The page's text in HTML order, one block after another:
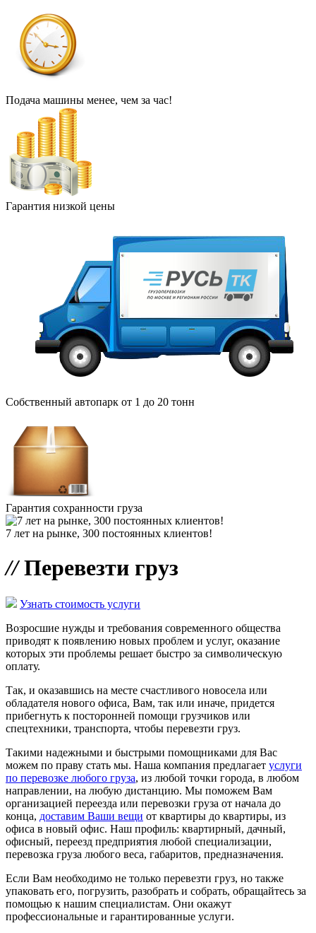
Подача машины менее, чем за час!
Гарантия низкой цены
Собственный автопарк от 1 до 20 тонн
Гарантия сохранности груза
7 лет на рынке, 300 постоянных клиентов!
//Перевезти груз
Узнать стоимость услуги
Возросшие нужды и требования современного общества
приводят к появлению новых проблем и услуг, оказание
которых эти проблемы решает быстро за символическую
оплату.
Так, и оказавшись на месте счастливого новосела или
обладателя нового офиса, Вам, так или иначе, придется
прибегнуть к посторонней помощи грузчиков или
спецтехники, транспорта, чтобы перевезти груз.
Такими надежными и быстрыми помощниками для Вас
можем по праву стать мы. Наша компания предлагает услуги
по перевозке любого груза, из любой точки города, в любом
направлении, на любую дистанцию. Мы поможем Вам
организацией переезда или перевозки груза от начала до
конца, доставим Ваши вещи от квартиры до квартиры, из
офиса в новый офис. Наш профиль: квартирный, дачный,
офисный, переезд предприятия любой специализации,
перевозка груза любого веса, габаритов, предназначения.
Если Вам необходимо не только перевезти груз, но также
упаковать его, погрузить, разобрать и собрать, обращайтесь за
помощью к нашим специалистам. Они окажут
профессиональные и гарантированные услуги.